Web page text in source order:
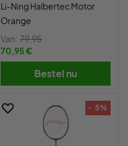
Li-Ning Halbertec Motor
Orange
Van: 79,95
70,95 €
Bestel nu
- 5%